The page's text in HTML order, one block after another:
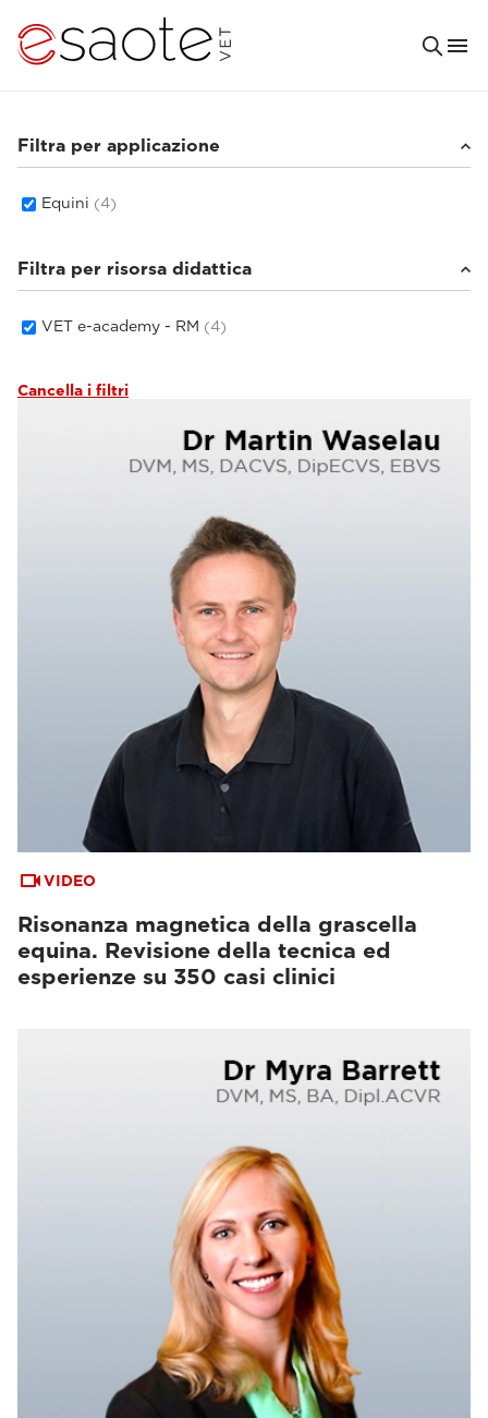
Filtra per applicazione
Equini (4)
Filtra per risorsa didattica
VET e-academy - RM (4)
Cancella i filtri
VIDEO
Risonanza magnetica della grascella
equina. Revisione della tecnica ed
esperienze su 350 casi clinici